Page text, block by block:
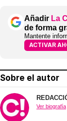
Añadir La
de forma
Mantente
ACTIVAR
Sobre el autor
Ver biografía